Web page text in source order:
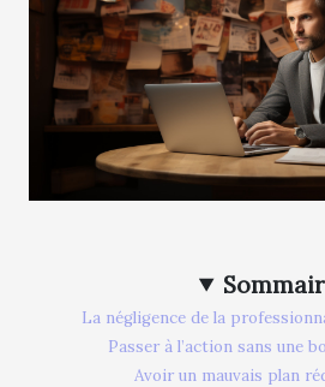
La négligence de la
Passer à l’action sans une
Avoir un mauvais plan